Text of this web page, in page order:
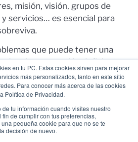
en tu PC. Estas cookies sirven para mejorar
más personalizados, tanto en este sitio
Para conocer más acerca de las cookies
Política de Privacidad.
tu información cuando visites nuestro
de cumplir con tus preferencias,
pequeña cookie para que no se te
decisión de nuevo.
misión, visión, grupos de
servicios… es esencial para
que puede tener una
de una gestión deficiente
y de una distorsión de estos
la gestión. Equipos
en base a necesidades
desarrollos oportunistas de
una visión a largo plazo…
hacen que poco a poco la